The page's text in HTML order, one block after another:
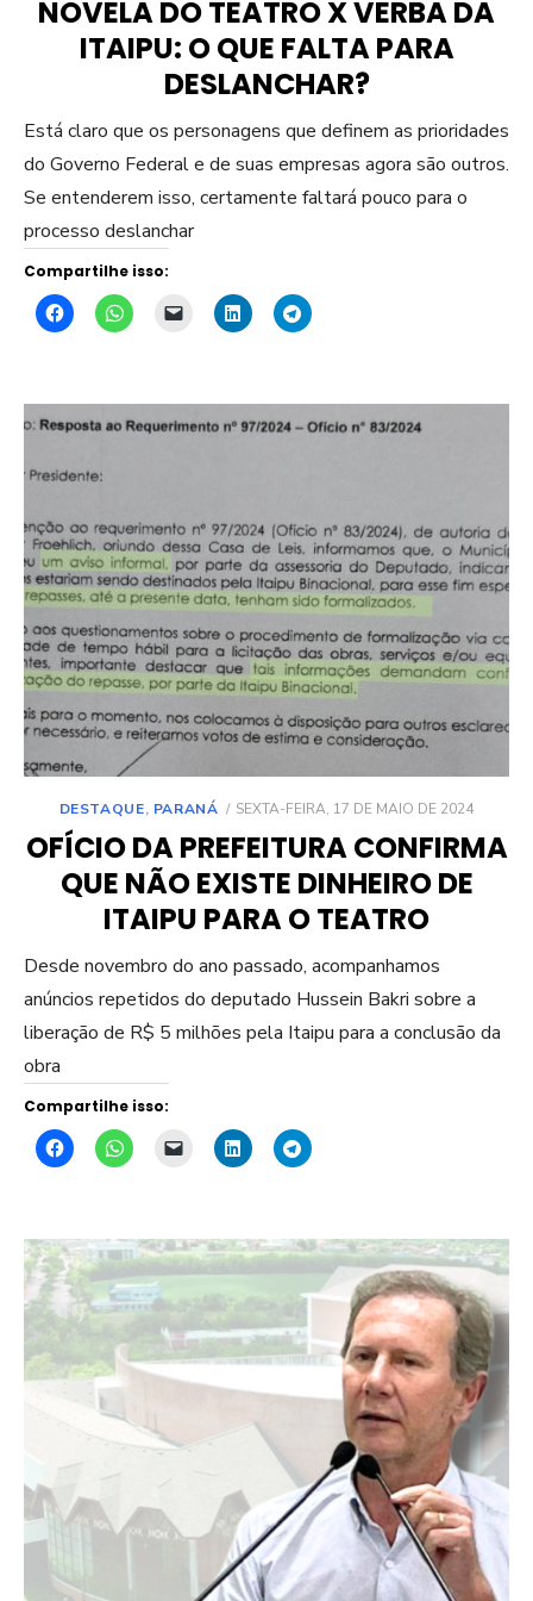
NOVELA DO TEATRO X VERBA DA
ITAIPU: O QUE FALTA PARA
DESLANCHAR?
Está claro que os personagens que definem as prioridades
do Governo Federal e de suas empresas agora são outros.
Se entenderem isso, certamente faltará pouco para o
processo deslanchar
Compartilhe isso:
DESTAQUE, PARANÁ
POSTED
SEXTA-FEIRA, 17 DE MAIO DE 2024
OFÍCIO DA PREFEITURA CONFIRMA
QUE NÃO EXISTE DINHEIRO DE
ITAIPU PARA O TEATRO
Desde novembro do ano passado, acompanhamos
anúncios repetidos do deputado Hussein Bakri sobre a
liberação de R$ 5 milhões pela Itaipu para a conclusão da
obra
Compartilhe isso: